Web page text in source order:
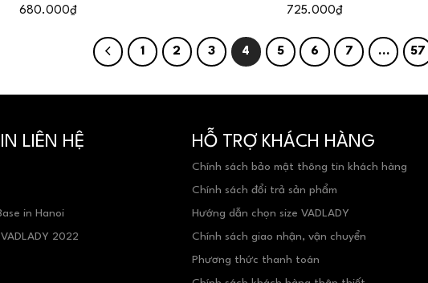
680.000₫
725.000₫
1 2 3 4 5 6 7 … 57
LIÊN HỆ
in Hanoi
2022
HỖ TRỢ KHÁCH HÀNG
Chính sách bảo mật thông tin khách hàng
Chính sách đổi trả sản phẩm
Hướng dẫn chọn size VADLADY
Chính sách giao nhận, vận chuyển
Phương thức thanh toán